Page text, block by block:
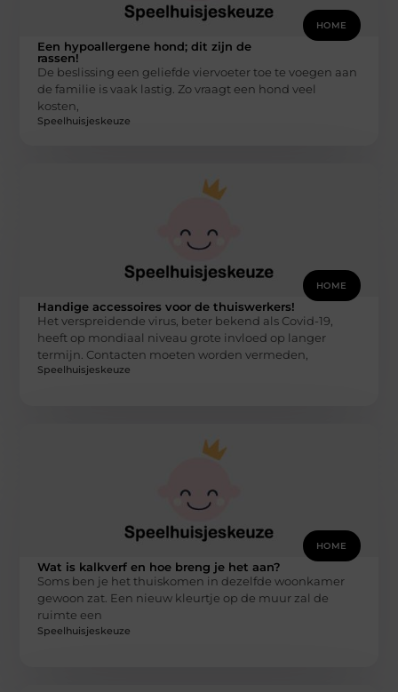
HOME
Een hypoallergene hond; dit zijn de
rassen!
De beslissing een geliefde viervoeter toe te voegen aan
de familie is vaak lastig. Zo vraagt een hond veel
kosten,
Speelhuisjeskeuze
HOME
Handige accessoires voor de thuiswerkers!
Het verspreidende virus, beter bekend als Covid-19,
heeft op mondiaal niveau grote invloed op langer
termijn. Contacten moeten worden vermeden,
Speelhuisjeskeuze
HOME
Wat is kalkverf en hoe breng je het aan?
Soms ben je het thuiskomen in dezelfde woonkamer
gewoon zat. Een nieuw kleurtje op de muur zal de
ruimte een
Speelhuisjeskeuze